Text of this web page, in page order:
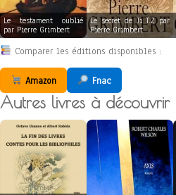
Le testament oublié
par Pierre Grimbert
Le secret de Ji T.2 par
Pierre Grimbert
Comparer les éditions disponibles :
Amazon Fnac
Autres livres à découvrir